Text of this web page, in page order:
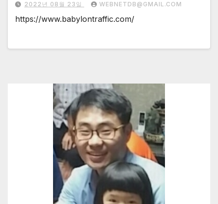
2022년 08월 23일 WEBNETDB@GMAIL.COM
https://www.babylontraffic.com/